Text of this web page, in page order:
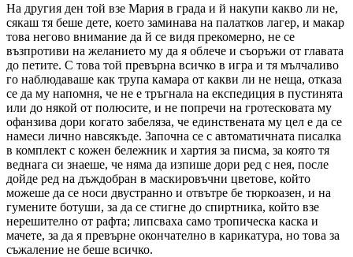
На другия ден той взе Мария в града и й накупи какво ли не,
сякаш тя беше дете, което заминава на палатков лагер, и макар
това негово внимание да й се видя прекомерно, не се
възпротиви на желанието му да я облече и съоръжи от главата
до петите. С това той превърна всичко в игра и тя мълчаливо
го наблюдаваше как трупа камара от какви ли не неща, отказа
се да му напомня, че не е тръгнала на експедиция в пустинята
или до някой от полюсите, и не попречи на гротесковата му
офанзива дори когато забеляза, че единствената му цел е да се
намеси лично навсякъде. Започна се с автоматичната писалка
в комплект с кожен бележник и хартия за писма, за която тя
веднага си знаеше, че няма да изпише дори ред с нея, после
дойде ред на дъждобран в маскировъчни цветове, който
можеше да се носи двустранно и отвътре бе тюркоазен, и на
гумените ботуши, за да се стигне до спиртника, който взе
нерешително от рафта; липсваха само тропическа каска и
мачете, за да я превърне окончателно в карикатура, но това за
съжаление не беше всичко.